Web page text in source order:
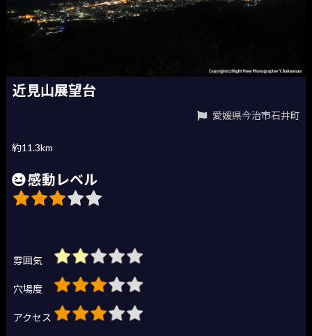
近見山展望台
愛媛県今治市石井町
約11.3km
感動レベル
雰囲気
穴場度
アクセス